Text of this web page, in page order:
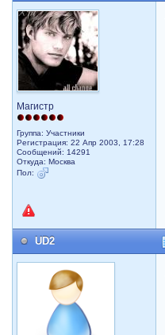
Магистр
Группа: Участники
Регистрация: 22 Апр 2003, 17:28
Сообщений: 14291
Откуда: Москва
Пол:
UD2